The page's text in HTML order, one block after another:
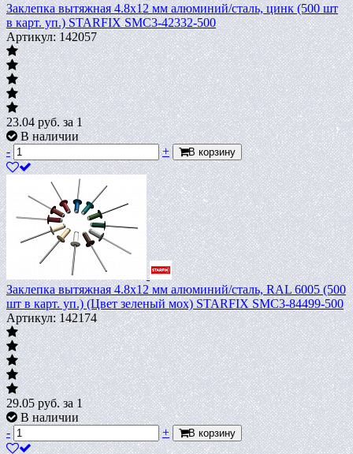
Заклепка вытяжная 4.8х12 мм алюминий/сталь, цинк (500 шт
в карт. уп.) STARFIX SMC3-42332-500
Артикул: 142057
23.04руб.за 1
В наличии
-
+ В корзину
Заклепка вытяжная 4.8х12 мм алюминий/сталь, RAL 6005 (500
шт в карт. уп.) (Цвет зеленый мох) STARFIX SMC3-84499-500
Артикул: 142174
29.05руб.за 1
В наличии
-
+ В корзину